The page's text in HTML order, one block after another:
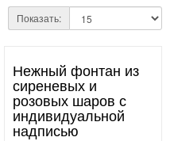
Показать:
Нежный фонтан из
сиреневых и
розовых шаров с
индивидуальной
надписью